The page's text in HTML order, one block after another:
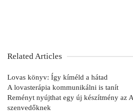
Related Articles
Lovas könyv: Így kíméld a hátad
A lovasterápia kommunikálni is tanít
Reményt nyújthat egy új készítmény az
szenvedőknek